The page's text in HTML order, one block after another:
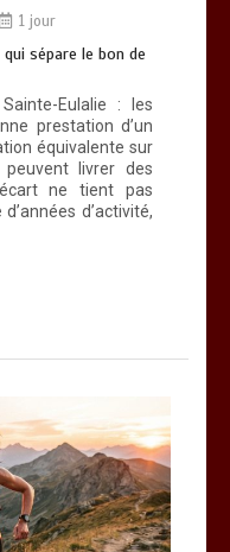
Eulalie : ce qui
1 jour
sépare le bon de
Eulalie : les
prestation d’un
équivalente sur
peuvent livrer des
ne tient pas
d’activité,